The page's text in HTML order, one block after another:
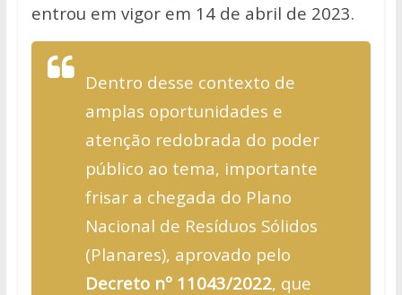
entrou em vigor em 14 de abril de 2023.
Dentro desse contexto de
amplas oportunidades e
atenção redobrada do poder
público ao tema, importante
frisar a chegada do Plano
Nacional de Resíduos Sólidos
(Planares), aprovado pelo
Decreto nº 11043/2022, que